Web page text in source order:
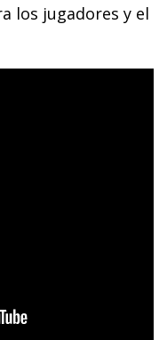
los jugadores y el